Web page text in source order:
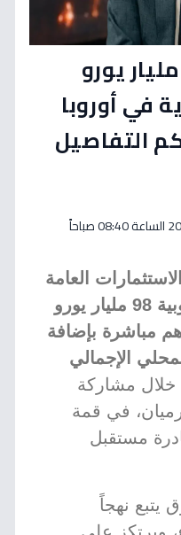
الرميان يكشف: 98 مليار يورو
في أوروبا
التفاصيل
العامة
السعودي في القارة الأوروبية 98 مليار يورو
ما ساهم مباشرة بإضافة
الإجمالي
مشاركة
في قمة
مستقبل
يتبع نهجاً